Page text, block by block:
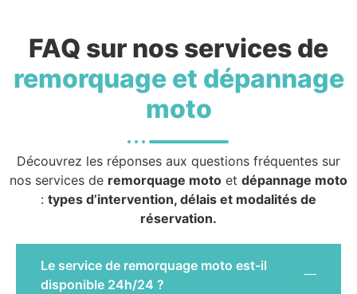
FAQ sur nos services de
remorquage et dépannage
moto
Découvrez les réponses aux questions fréquentes sur
nos services de remorquage moto et dépannage moto
: types d’intervention, délais et modalités de
réservation.
Le service de remorquage moto est-il
disponible 24h/24 ?